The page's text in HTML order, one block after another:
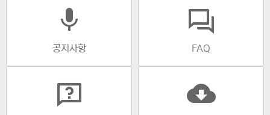
mic
공지사항 FAQ
cloud_download